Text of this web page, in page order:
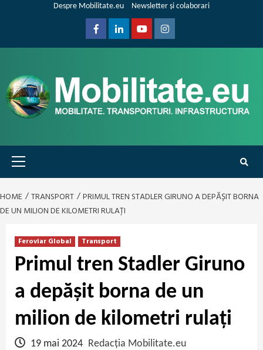
Despre Mobilitate.eu Newsletter și colaborari
FacebookLinkedinYoutubeInstagram
Primary
Menu
HOME TRANSPORT
PRIMUL TREN STADLER GIRUNO A DEPĂȘIT BORNA
DE UN MILION DE KILOMETRI RULAȚI
Feroviar Global Transport
Primul tren Stadler Giruno
a depășit borna de un
milion de kilometri rulați
19 mai 2024 Redacția Mobilitate.eu